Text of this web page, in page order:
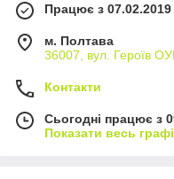
Працює з 07.02.2019
м. Полтава
36007, вул. Героїв
Контакти
Сьогодні працює з
Показати весь